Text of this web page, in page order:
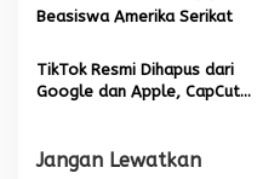
s
i
p
s
Beasiswa Amerika Serikat
TikTok Resmi Dihapus dari
Google dan Apple, CapCut
Jangan Lewatkan